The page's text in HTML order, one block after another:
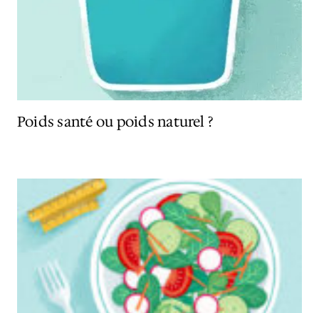
Poids santé ou poids naturel ?